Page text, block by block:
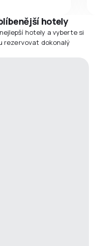
hotely
hotely a vyberte si
rezervovat dokonalý